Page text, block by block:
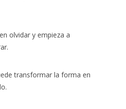
olvidar y empieza a
transformar la forma en